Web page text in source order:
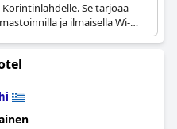
Se tarjoaa
ja ilmaisella Wi-